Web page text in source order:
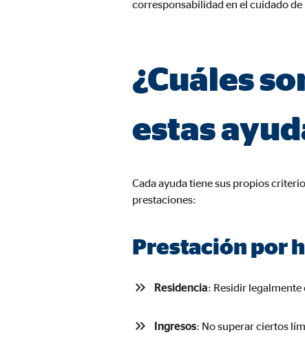
corresponsabilidad en el cuidado
¿Cuáles
estas
Cada ayuda tiene sus propios
prestaciones:
Prestación por
Residencia: Residir legalmente
Ingresos: No superar ciertos